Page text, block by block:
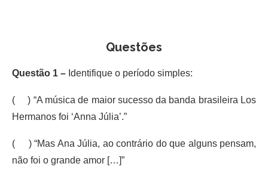
Questões
Questão 1 – Identifique o período simples:
( ) “A música de maior sucesso da banda brasileira Los
Hermanos foi ‘Anna Júlia’.”
( ) “Mas Ana Júlia, ao contrário do que alguns pensam,
não foi o grande amor […]”